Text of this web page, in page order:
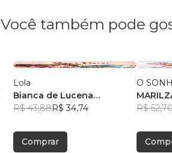
Você também pode
Lola
Bianca de Lucena
Coutinho de Oliveira
R$ 43,88R$ 34,74
Comprar
O
R$